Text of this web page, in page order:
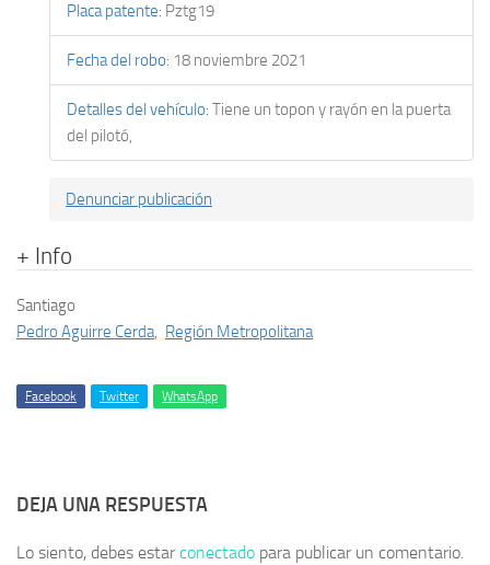
Placa patente: Pztg19
Fecha del robo: 18 noviembre 2021
Detalles del vehículo: Tiene un topon y rayón en la puerta
del pilotó,
Denunciar publicación
+ Info
Santiago
Pedro Aguirre Cerda, Región Metropolitana
Facebook Twitter WhatsApp
DEJA UNA RESPUESTA
Lo siento, debes estarconectado para publicar un comentario.